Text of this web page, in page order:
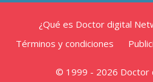
¿Qué es Doctor digital
Términos y condiciones
© 1999 - 2026 Doctor